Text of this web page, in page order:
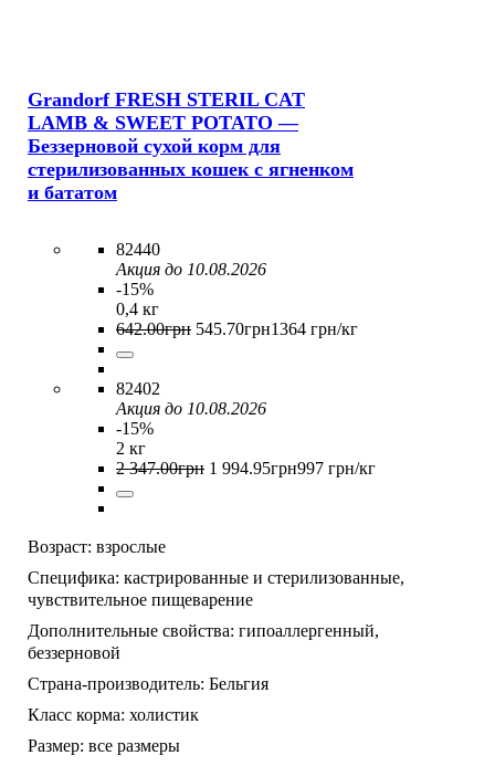
Grandorf FRESH STERIL CAT
LAMB & SWEET POTATO —
Беззерновой сухой корм для
стерилизованных кошек с ягненком
и бататом
82440
Акция до 10.08.2026
-15%
0,4 кг
642.00грн 545.70грн1364 грн/кг
82402
Акция до 10.08.2026
-15%
2 кг
2 347.00грн 1 994.95грн997 грн/кг
Возраст: взрослые
Специфика: кастрированные и стерилизованные,
чувствительное пищеварение
Дополнительные свойства: гипоаллергенный,
беззерновой
Страна-производитель: Бельгия
Класс корма: холистик
Размер: все размеры